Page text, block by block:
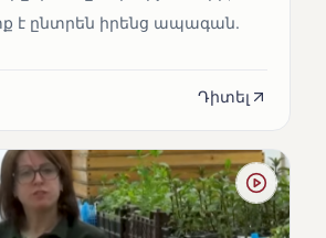
է ընտրեն իրենց ապագան.
Դիտել